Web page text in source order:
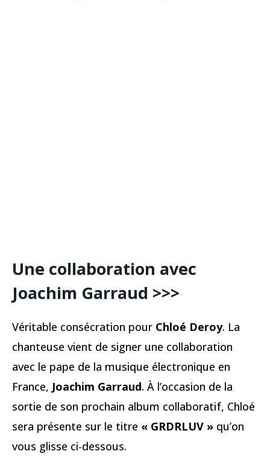
Une collaboration avec
Joachim Garraud >>>
Véritable consécration pour Chloé Deroy. La
chanteuse vient de signer une collaboration
avec le pape de la musique électronique en
France, Joachim Garraud. À l’occasion de la
sortie de son prochain album collaboratif, Chloé
sera présente sur le titre « GRDRLUV » qu’on
vous glisse ci-dessous.